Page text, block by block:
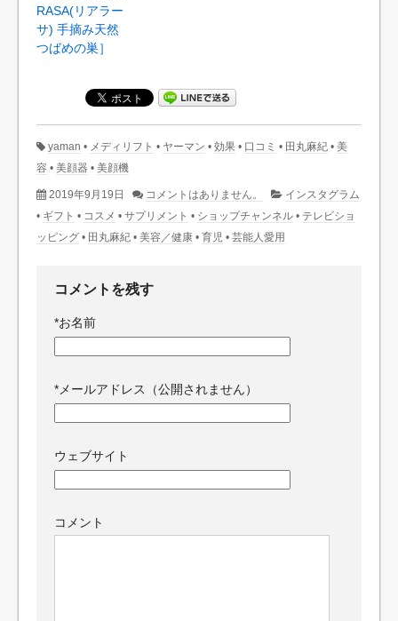
RASA(リアラー
サ) 手摘み天然
つばめの巣］
yaman • メディリフト • ヤーマン • 効果 • 口コミ • 田丸麻紀 • 美
容 • 美顔器 • 美顔機
2019年9月19日 コメントはありません。
インスタグラム
• ギフト • コスメ • サプリメント • ショップチャンネル • テレビショ
ッピング • 田丸麻紀 • 美容／健康 • 育児 • 芸能人愛用
コメントを残す
*お名前
* メールアドレス（公開されません）
ウェブサイト
コメント